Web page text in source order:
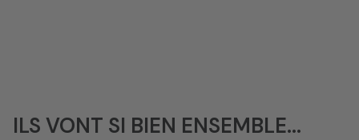
ILS VONT SI BIEN ENSEMBLE...